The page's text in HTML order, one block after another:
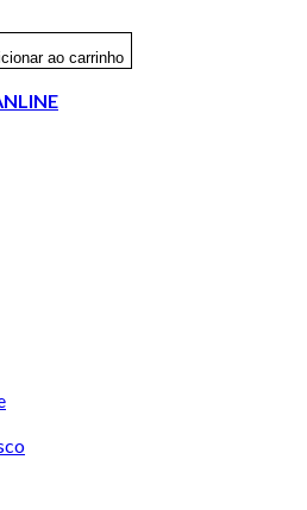
ao carrinho